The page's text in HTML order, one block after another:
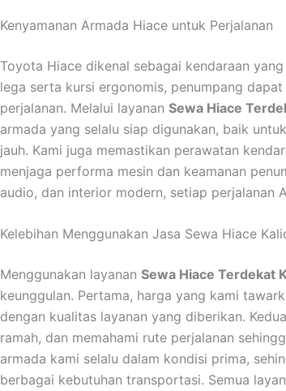
Kenyamanan Armada Hiace untuk Perjalanan
Toyota Hiace dikenal sebagai kendaraan
lega serta kursi ergonomis, penumpang
perjalanan. Melalui layanan Sewa Hiace
armada yang selalu siap digunakan, baik
jauh. Kami juga memastikan perawatan
menjaga performa mesin dan keamanan
audio, dan interior modern, setiap perjalanan
Kelebihan Menggunakan Jasa Sewa Hiace
Menggunakan layanan Sewa Hiace Terdekat
keunggulan. Pertama, harga yang kami
dengan kualitas layanan yang diberikan.
ramah, dan memahami rute perjalanan
armada kami selalu dalam kondisi prima,
berbagai kebutuhan transportasi. Semua